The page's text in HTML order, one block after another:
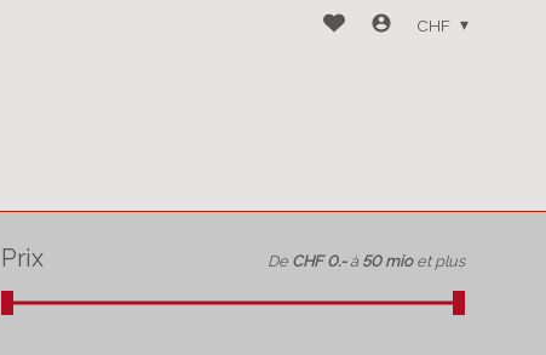
CHF
Prix De CHF 0.- à 50 mio et plus